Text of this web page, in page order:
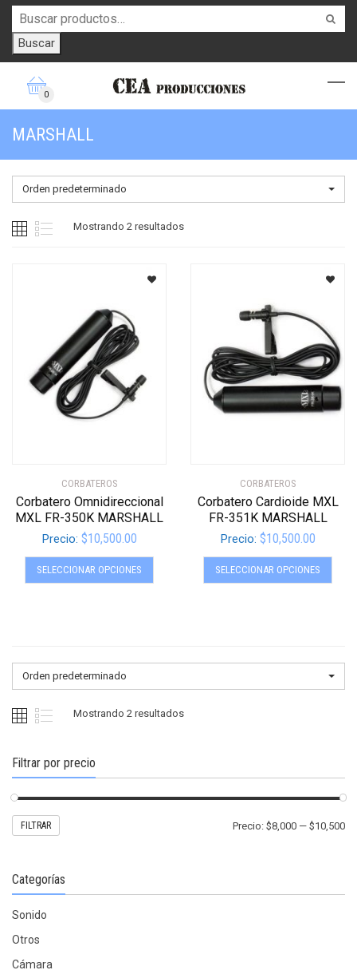
Buscar
0
MARSHALL
Orden predeterminado
Mostrando 2 resultados
CORBATEROS
Corbatero Omnidireccional
MXL FR-350K MARSHALL
Precio: $10,500.00
SELECCIONAR OPCIONES
Este
opciones
página
de
CORBATEROS
Corbatero Cardioide MXL
FR-351K MARSHALL
Precio: $10,500.00
SELECCIONAR OPCIONES
Este
de
Orden predeterminado
Mostrando 2 resultados
Filtrar por precio
FILTRAR Precio: $8,000 — $10,500
Categorías
Sonido
Otros
Cámara